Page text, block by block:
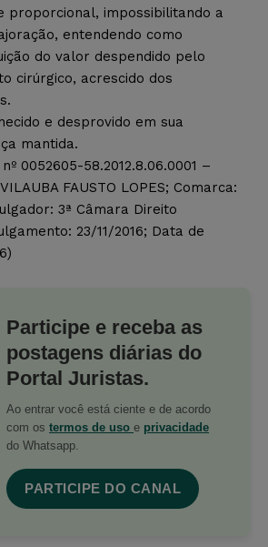
proporcional, impossibilitando a
entendendo como
do valor despendido pelo
cirúrgico, acrescido dos
e desprovido em sua
mantida.
0052605-58.2012.8.06.0001 –
FAUSTO LOPES; Comarca:
3ª Câmara Direito
23/11/2016; Data de
Participe e receba as
postagens diárias do
Portal Juristas.
Ao entrar você está ciente e de acordo
com os termos de uso e privacidade
do Whatsapp.
PARTICIPE DO CANAL